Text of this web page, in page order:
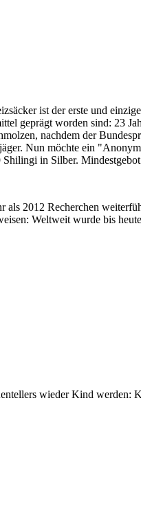
ist der erste und
geprägt worden sind: 23
nachdem der
Nun möchte ein
in Silber.
2012 Recherchen
Weltweit wurde bis
wieder Kind werden: